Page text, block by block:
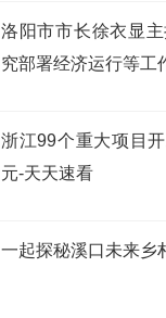
洛阳市市长徐衣显
究部署经济运行等工
浙江99个重大项目
元-天天速看
一起探秘溪口未来乡